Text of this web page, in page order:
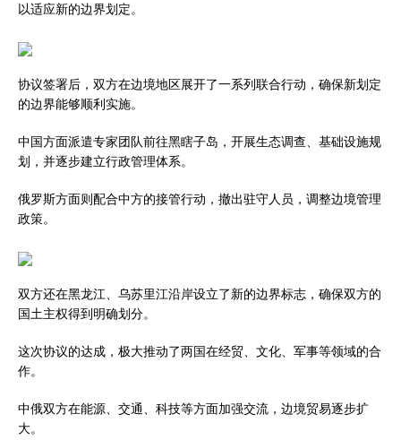
以适应新的边界划定。
协议签署后，双方在边境地区展开了一系列联合行动，确保新划定
的边界能够顺利实施。
中国方面派遣专家团队前往黑瞎子岛，开展生态调查、基础设施规
划，并逐步建立行政管理体系。
俄罗斯方面则配合中方的接管行动，撤出驻守人员，调整边境管理
政策。
双方还在黑龙江、乌苏里江沿岸设立了新的边界标志，确保双方的
国土主权得到明确划分。
这次协议的达成，极大推动了两国在经贸、文化、军事等领域的合
作。
中俄双方在能源、交通、科技等方面加强交流，边境贸易逐步扩
大。